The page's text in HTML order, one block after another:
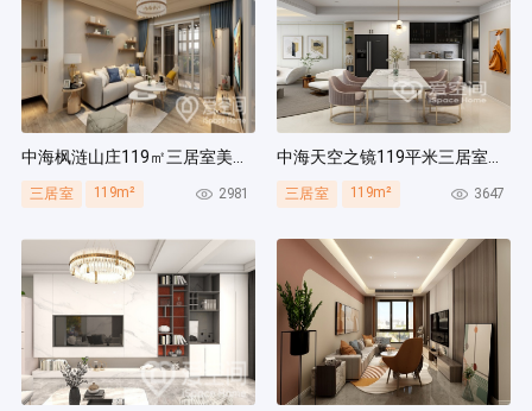
中海枫涟山庄119㎡三居室美式风装修案例
三居室 119m² 2981
中海天空之镜119平米三居室北欧风装修案例
三居室 119m² 3647